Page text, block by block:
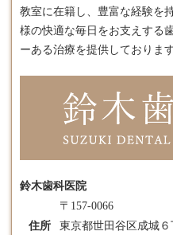
教室に在籍し、豊富な経験を
様の快適な毎日をお支えする
ーある治療を提供しております
鈴木歯科医院
住所
〒157-0066
東京都世田谷区成城